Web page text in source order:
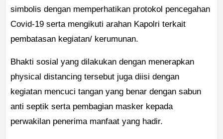
simbolis dengan memperhatikan protokol pencegahan
Covid-19 serta mengikuti arahan Kapolri terkait
pembatasan kegiatan/ kerumunan.
Bhakti sosial yang dilakukan dengan menerapkan
physical distancing tersebut juga diisi dengan
kegiatan mencuci tangan yang benar dengan sabun
anti septik serta pembagian masker kepada
perwakilan penerima manfaat yang hadir.